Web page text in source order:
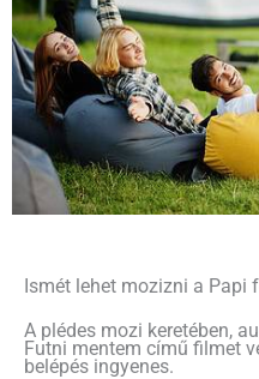
Ismét lehet mozizni a Papi
A plédes mozi keretében,
Futni mentem című filmet
belépés ingyenes.